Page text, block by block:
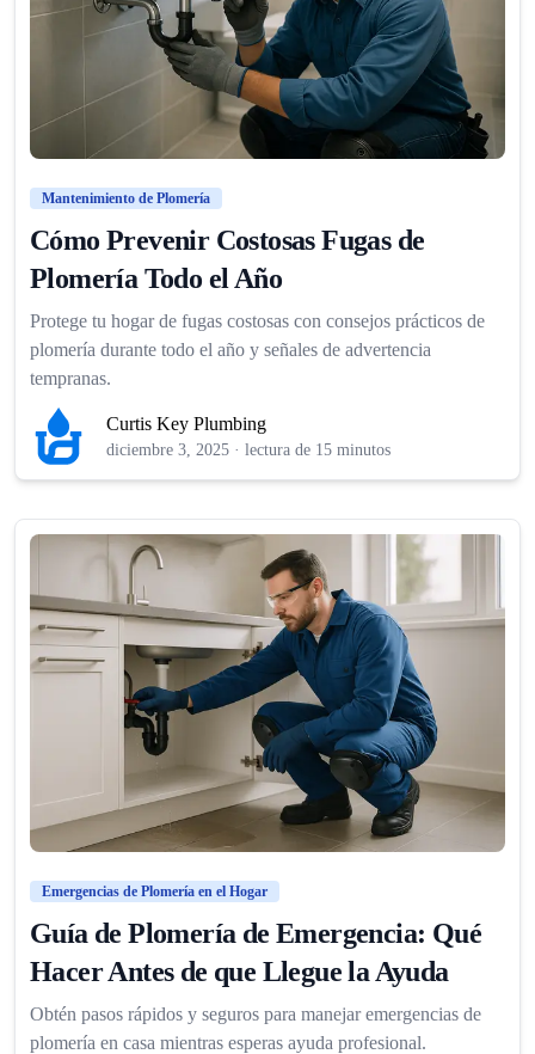
Mantenimiento de Plomería
Cómo Prevenir Costosas Fugas de
Plomería Todo el Año
Protege tu hogar de fugas costosas con consejos prácticos de
plomería durante todo el año y señales de advertencia
tempranas.
Curtis Key Plumbing
diciembre 3, 2025 · lectura de 15 minutos
Emergencias de Plomería en el Hogar
Guía de Plomería de Emergencia: Qué
Hacer Antes de que Llegue la Ayuda
Obtén pasos rápidos y seguros para manejar emergencias de
plomería en casa mientras esperas ayuda profesional.